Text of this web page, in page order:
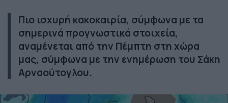
Πιο ισχυρή κακοκαιρία, σύμφωνα με τα
σημερινά προγνωστικά στοιχεία,
αναμένεται από την Πέμπτη στη χώρα
μας, σύμφωνα με την ενημέρωση του Σάκη
Αρναούτογλου.